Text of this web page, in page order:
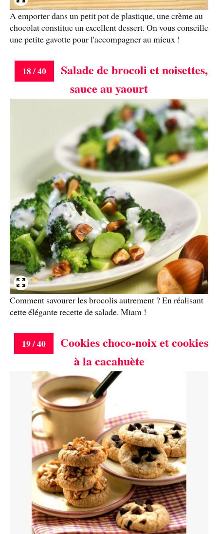
A emporter dans un petit pot de plastique, une crème au
chocolat constitue un excellent dessert. On vous conseille
une petite gavotte pour l'accompagner au mieux !
18 / 40
Salade de brocoli et noisettes,
sauce au yaourt
Comment savourer les brocolis autrement ? En réalisant
cette élégante recette de salade. Miam !
19 / 40
Cookies choco-noix et cookies
à la cacahuète